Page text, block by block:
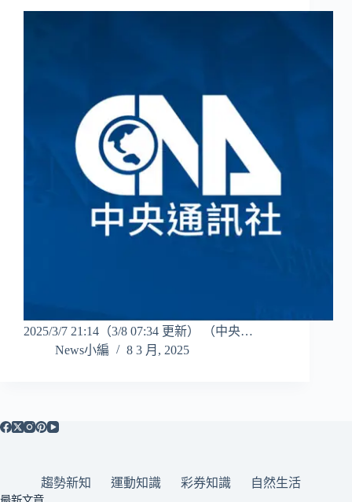
2025/3/7 21:14（3/8 07:34 更新） （中央…
News小編
8 3 月, 2025
趨勢新知 運動知識 彩券知識 自然生活